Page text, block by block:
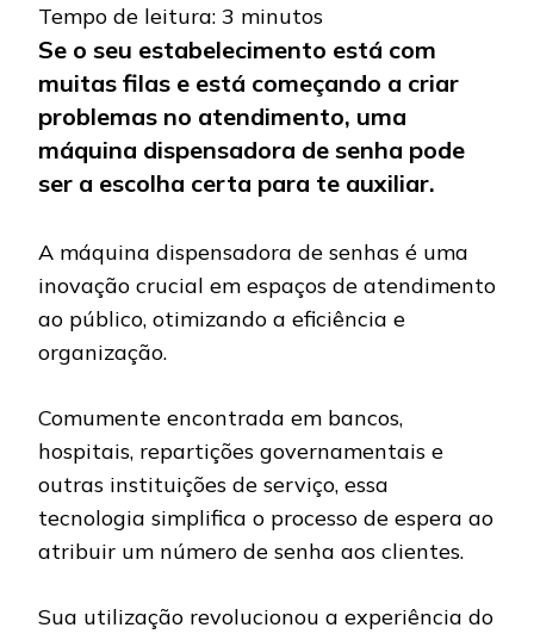
Tempo de leitura: 3 minutos
Se o seu estabelecimento está com
muitas filas e está começando a criar
problemas no atendimento, uma
máquina dispensadora de senha pode
ser a escolha certa para te auxiliar.
A máquina dispensadora de senhas é uma
inovação crucial em espaços de atendimento
ao público, otimizando a eficiência e
organização.
Comumente encontrada em bancos,
hospitais, repartições governamentais e
outras instituições de serviço, essa
tecnologia simplifica o processo de espera ao
atribuir um número de senha aos clientes.
Sua utilização revolucionou a experiência do